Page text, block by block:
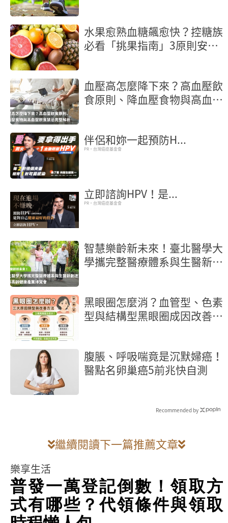
水果愈熟血糖飆愈快？控糖族
必看「挑果指南」3原則安心
血壓高怎麼降下來？高血壓飲
食原則、降血壓食物與高血壓
伴侶和妳一起預防H...
PR・台灣癌症基金會
立即諮詢HPV！是...
PR・台灣癌症基金會
智慧樂齡新未來！臺北醫學大
學攜完整醫療體系與生醫新創
黑眼圈怎麼消？血管型、色素
型與結構型黑眼圈成因改善方
腹脹、呼吸喘竟是沉默婦癌！
醫點名卵巢癌5前兆快自測
Recommended by
繼續閱讀下一篇推薦文章
樂享生活
普發一萬登記倒數！領取方
式有哪些？代領條件與領取